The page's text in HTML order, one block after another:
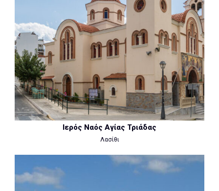
Ιερός Ναός Αγίας Τριάδας
Λασίθι